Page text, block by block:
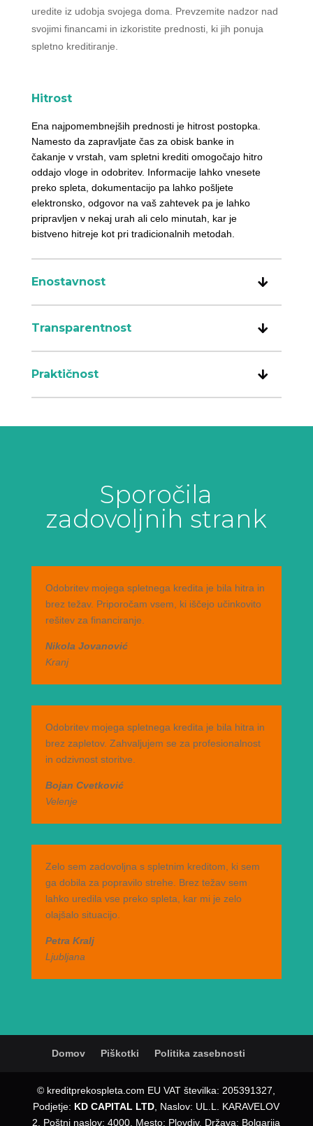
uredite iz udobja svojega doma. Prevzemite nadzor nad
svojimi financami in izkoristite prednosti, ki jih ponuja
spletno kreditiranje.
Hitrost
Ena najpomembnejših prednosti je hitrost postopka.
Namesto da zapravljate čas za obisk banke in
čakanje v vrstah, vam spletni krediti omogočajo hitro
oddajo vloge in odobritev. Informacije lahko vnesete
preko spleta, dokumentacijo pa lahko pošljete
elektronsko, odgovor na vaš zahtevek pa je lahko
pripravljen v nekaj urah ali celo minutah, kar je
bistveno hitreje kot pri tradicionalnih metodah.
Enostavnost
Transparentnost
Praktičnost
Sporočila
zadovoljnih strank
Odobritev mojega spletnega kredita je bila hitra in
brez težav. Priporočam vsem, ki iščejo učinkovito
rešitev za financiranje.
Nikola Jovanović
Kranj
Odobritev mojega spletnega kredita je bila hitra in
brez zapletov. Zahvaljujem se za profesionalnost
in odzivnost storitve.
Bojan Cvetković
Velenje
Zelo sem zadovoljna s spletnim kreditom, ki sem
ga dobila za popravilo strehe. Brez težav sem
lahko uredila vse preko spleta, kar mi je zelo
olajšalo situacijo.
Petra Kralj
Ljubljana
Domov Piškotki Politika zasebnosti
© kreditprekospleta.com EU VAT številka: 205391327,
Podjetje: KD CAPITAL LTD , Naslov: UL.L. KARAVELOV
2, Poštni naslov: 4000, Mesto: Plovdiv, Država: Bolgarija